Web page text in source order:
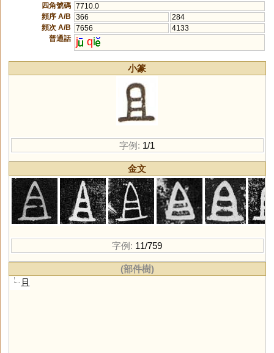
四角號碼 7710.0
頻序 A/B
366
284
頻次 A/B
7656
4133
普通話
j qi
小篆
字例: 1/1
金文
字例: 11/759
(部件樹)
且